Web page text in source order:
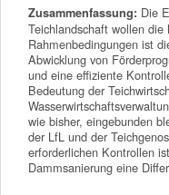
Zusammenfassung: Die
Teichlandschaft wollen
Rahmenbedingungen ist
Abwicklung von
und eine effiziente
Bedeutung der
wie bisher, eingebunden
der LfL und der
erforderlichen Kontrollen
Dammsanierung eine